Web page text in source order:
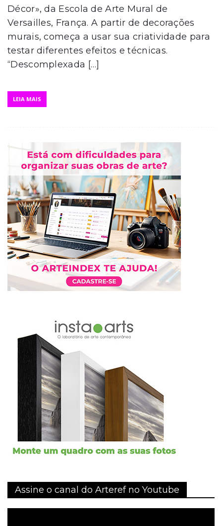
Décor», da Escola de Arte Mural de
Versailles, França. A partir de decorações
murais, começa a usar sua criatividade para
testar diferentes efeitos e técnicas.
“Descomplexada […]
LEIA MAIS
Assine o canal do Arteref no Youtube